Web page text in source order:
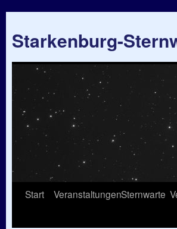
Starkenburg-
Springe
Start VeranstaltungenSternwarte